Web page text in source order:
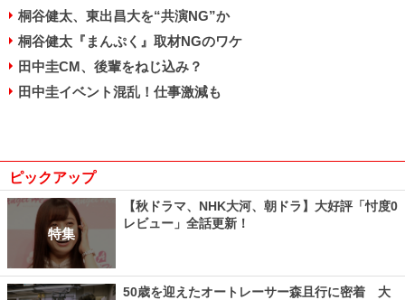
桐谷健太、東出昌大を“共演NG”か
桐谷健太『まんぷく』取材NGのワケ
田中圭CM、後輩をねじ込み？
田中圭イベント混乱！仕事激減も
ピックアップ
特集
【秋ドラマ、NHK大河、朝ドラ】大好評「忖度0
レビュー」全話更新！
50歳を迎えたオートレーサー森且行に密着 大